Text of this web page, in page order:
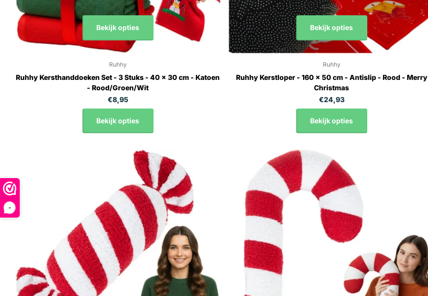
-
Bekijk opties
Ruhhy
Ruhhy Kersthanddoeken Set - 3 Stuks - 40 x 30 cm - Katoen
- Rood/Groen/Wit
€8,95
Bekijk opties
Bekijk opties
Ruhhy
Ruhhy Kerstloper - 160 x 50 cm - Antislip - Rood - Merry
Christmas
€24,93
Bekijk opties